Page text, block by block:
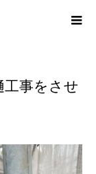
樋工事をさせて頂きま
工事をさせ